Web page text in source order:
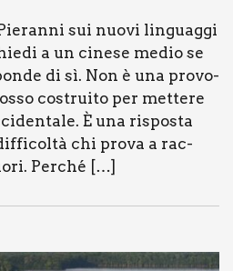
sui nuo­vi lin­guag­gi
a un cine­se medio se
di sì. Non è una pro­vo­
costrui­to per met­te­re
È una rispo­sta
chi pro­va a rac­
Per­ché […]